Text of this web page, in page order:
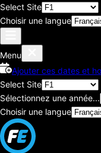
Select Site
Choisir une langue
Menu
Ajouter ces dates et
Select Site
Sélectionnez une année...
Choisir une langue